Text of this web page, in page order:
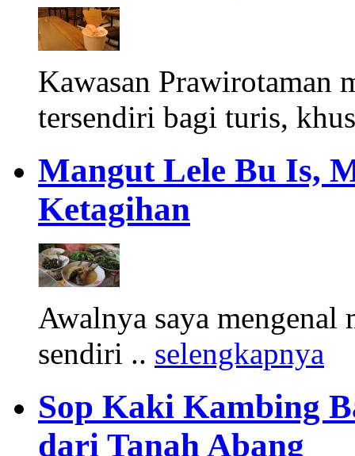
Kawasan Prawirotaman
tersendiri bagi turis,
Mangut Lele Bu Is,
Ketagihan
Awalnya saya mengenal
sendiri .. selengkapnya
Sop Kaki Kambing
dari Tanah Abang